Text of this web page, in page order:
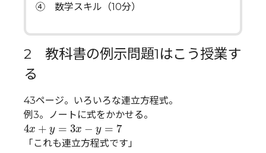
④ 数学スキル（10分）
2 教科書の例示問題1はこう授業す
る
43ページ。いろいろな連立方程式。
例3。ノートに式をかかせる。
4x + y = 3x − y = 7
4x + = −y=
「これも連立方程式です」